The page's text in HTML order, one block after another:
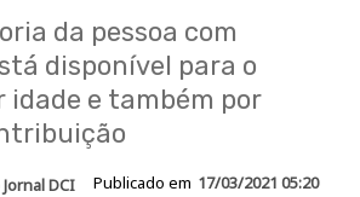
da pessoa com
disponível para o
idade e também por
DCI Publicado em 17/03/2021 05:20